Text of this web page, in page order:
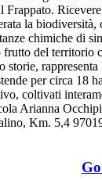
Frappato.
la biodiversità,
chimiche di
frutto del territorio
storie,
per circa 18
coltivati
Arianna
Km. 5,4